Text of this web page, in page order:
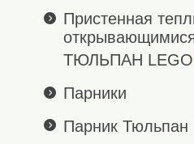
Пристенная
ТЮЛЬПАН LEGO
Парники
Парник